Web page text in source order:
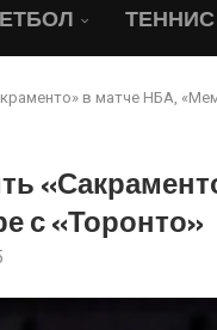
ТЕННИС
в матче НБА,
с «Торонто»